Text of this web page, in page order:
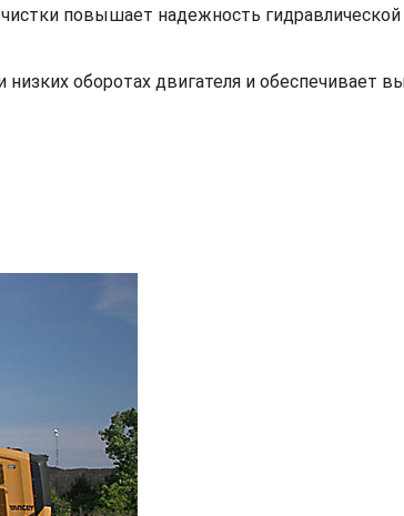
повышает надежность
оборотах двигателя и обеспечивает